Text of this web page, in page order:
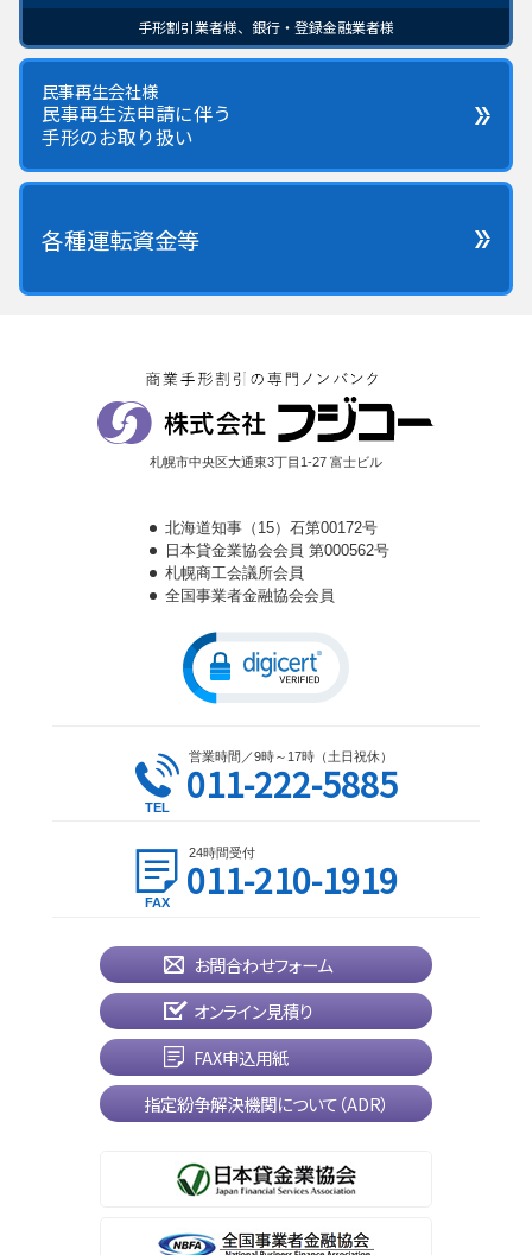
手形割引業者様、銀行・登録金融業者様
民事再生会社様
民事再生法申請に伴う
手形のお取り扱い
各種運転資金等
札幌市中央区大通東3丁目1-27 富士ビル
北海道知事（15）石第00172号
日本貸金業協会会員 第000562号
札幌商工会議所会員
全国事業者金融協会会員
営業時間／9時～17時（土日祝休）
011-222-5885
24時間受付
011-210-1919
お問合わせフォーム
オンライン見積り
FAX申込用紙
指定紛争解決機関について（ADR）